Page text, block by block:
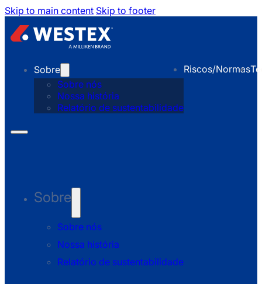
Skip to main content Skip to footer
Sobre
Sobre nós
Nossa história
Relatório de sustentabilidade
Riscos/Normas
Sobre
Sobre nós
Nossa história
Relatório de sustentabilidade